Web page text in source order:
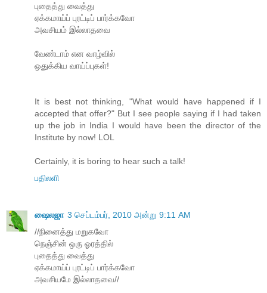
புதைத்து வைத்து
ஏக்கமாய்ப் புரட்டிப் பார்க்கவோ
அவசியம் இல்லாதவை
வேண்டாம் என வாழ்வில்
ஒதுக்கிய வாய்ப்புகள்!
It is best not thinking, "What would have happened if I
accepted that offer?" But I see people saying if I had taken
up the job in India I would have been the director of the
Institute by now! LOL
Certainly, it is boring to hear such a talk!
பதிலளி
ஷைலஜா 3 செப்டம்பர், 2010 அன்று 9:11 AM
//நினைத்து மறுகவோ
நெஞ்சின் ஒரு ஓரத்தில்
புதைத்து வைத்து
ஏக்கமாய்ப் புரட்டிப் பார்க்கவோ
அவசியமே இல்லாதவை//